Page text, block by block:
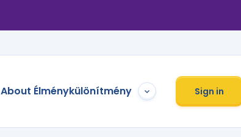
About Élménykülönítmény Sign in